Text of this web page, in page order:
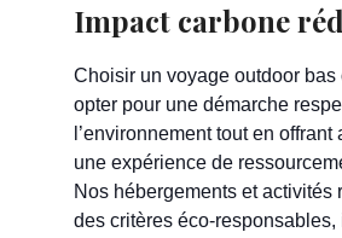
Impact carbone
Choisir un voyage outdoor bas
opter pour une démarche
l’environnement tout en
une expérience de
Nos hébergements et activités
des critères éco-responsables,